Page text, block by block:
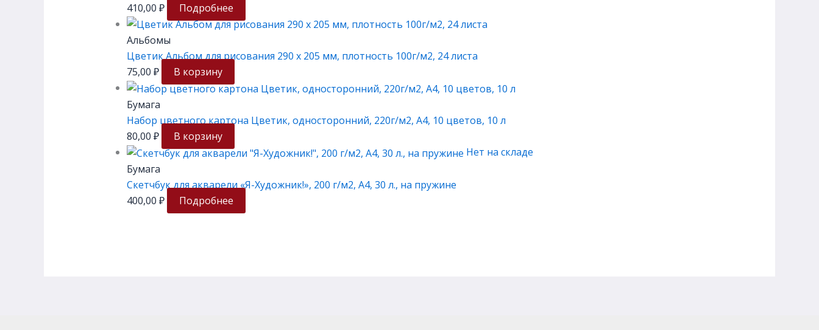
410,00 ₽ Подробнее
Альбомы
Цветик Альбом для рисования 290 х 205 мм, плотность 100г/м2, 24 листа
75,00 ₽ В корзину
Бумага
Набор цветного картона Цветик, односторонний, 220г/м2, А4, 10 цветов, 10 л
80,00 ₽
В корзину
Нет на складе
Бумага
Скетчбук для акварели «Я-Художник!», 200 г/м2, А4, 30 л., на пружине
400,00 ₽ Подробнее